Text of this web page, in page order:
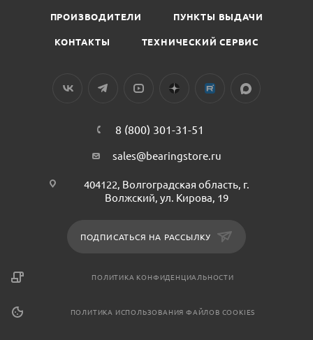
ПРОИЗВОДИТЕЛИ ПУНКТЫ ВЫДАЧИ
КОНТАКТЫ ТЕХНИЧЕСКИЙ СЕРВИС
8 (800) 301-31-51
sales@bearingstore.ru
404122, Волгоградская область, г.
Волжский, ул. Кирова, 19
ПОДПИСАТЬСЯ НА РАССЫЛКУ
ПОЛИТИКА КОНФИДЕНЦИАЛЬНОСТИ
ПОЛИТИКА ИСПОЛЬЗОВАНИЯ ФАЙЛОВ COOKIES